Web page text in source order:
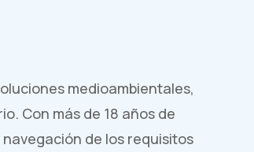
medioambientales,
Con más de 18 años de
de los requisitos